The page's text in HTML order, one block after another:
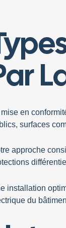
mise en
surfaces
approche
installation
du